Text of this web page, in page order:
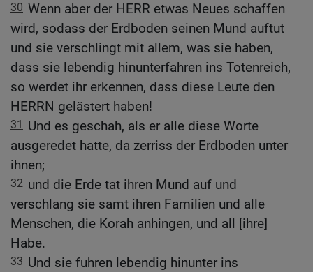
30 Wenn aber der HERR etwas Neues schaffen
wird, sodass der Erdboden seinen Mund auftut
und sie verschlingt mit allem, was sie haben,
dass sie lebendig hinunterfahren ins Totenreich,
so werdet ihr erkennen, dass diese Leute den
HERRN gelästert haben!
31
Und es geschah, als er alle diese Worte
ausgeredet hatte, da zerriss der Erdboden unter
ihnen;
32 und die Erde tat ihren Mund auf und
verschlang sie samt ihren Familien und alle
Menschen, die Korah anhingen, und all [ihre]
Habe.
33 Und sie fuhren lebendig hinunter ins